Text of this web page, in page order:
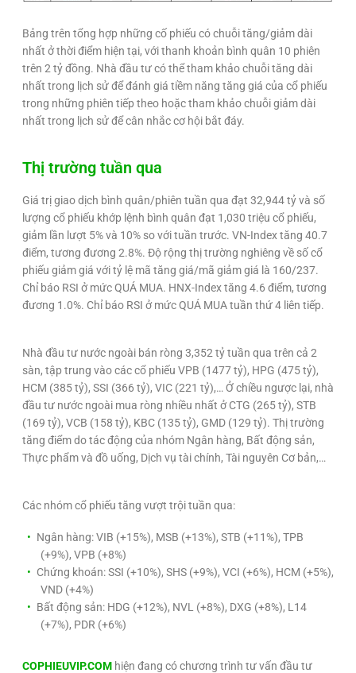
Bảng trên tổng hợp những cố phiếu có chuỗi tăng/giảm dài
nhất ở thời điểm hiện tại, với thanh khoản bình quân 10 phiên
trên 2 tỷ đồng. Nhà đầu tư có thể tham khảo chuỗi tăng dài
nhất trong lịch sử để đánh giá tiềm năng tăng giá của cổ phiếu
trong những phiên tiếp theo hoặc tham khảo chuỗi giảm dài
nhất trong lịch sử để cân nhắc cơ hội bắt đáy.
Thị trường tuần qua
Giá trị giao dịch bình quân/phiên tuần qua đạt 32,944 tỷ và số
lượng cổ phiếu khớp lệnh bình quân đạt 1,030 triệu cổ phiếu,
giảm lần lượt 5% và 10% so với tuần trước. VN-Index tăng 40.7
điểm, tương đương 2.8%. Độ rộng thị trường nghiêng về số cổ
phiếu giảm giá với tỷ lệ mã tăng giá/mã giảm giá là 160/237.
Chỉ báo RSI ở mức QUÁ MUA. HNX-Index tăng 4.6 điểm, tương
đương 1.0%. Chỉ báo RSI ở mức QUÁ MUA tuần thứ 4 liên tiếp.
Nhà đầu tư nước ngoài bán ròng 3,352 tỷ tuần qua trên cả 2
sàn, tập trung vào các cổ phiếu VPB (1477 tỷ), HPG (475 tỷ),
HCM (385 tỷ), SSI (366 tỷ), VIC (221 tỷ),… Ở chiều ngược lại, nhà
đầu tư nước ngoài mua ròng nhiều nhất ở CTG (265 tỷ), STB
(169 tỷ), VCB (158 tỷ), KBC (135 tỷ), GMD (129 tỷ). Thị trường
tăng điểm do tác động của nhóm Ngân hàng, Bất động sản,
Thực phẩm và đồ uống, Dịch vụ tài chính, Tài nguyên Cơ bản,…
Các nhóm cổ phiếu tăng vượt trội tuần qua:
Ngân hàng: VIB (+15%), MSB (+13%), STB (+11%), TPB
(+9%), VPB (+8%)
Chứng khoán: SSI (+10%), SHS (+9%), VCI (+6%), HCM (+5%),
VND (+4%)
Bất động sản: HDG (+12%), NVL (+8%), DXG (+8%), L14
(+7%), PDR (+6%)
COPHIEUVIP.COM hiện đang có chương trình tư vấn đầu tư